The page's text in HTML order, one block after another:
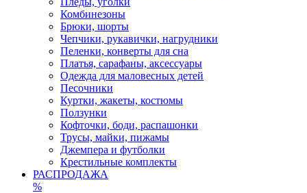
Комбинезоны
Брюки, шорты
Чепчики, рукавички, нагрудники
Пеленки, конверты для сна
Платья, сарафаны, аксессуары
Одежда для маловесных детей
Песочники
Куртки, жакеты, костюмы
Ползунки
Кофточки, боди, распашонки
Трусы, майки, пижамы
Джемпера и футболки
Крестильные комплекты
РАСПРОДАЖА
%